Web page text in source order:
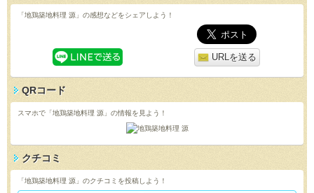
「地鶏築地料理 源」の感想などをシェアしよう！
URLを送る
QRコード
スマホで「地鶏築地料理 源」の情報を見よう！
クチコミ
「地鶏築地料理 源」のクチコミを投稿しよう！